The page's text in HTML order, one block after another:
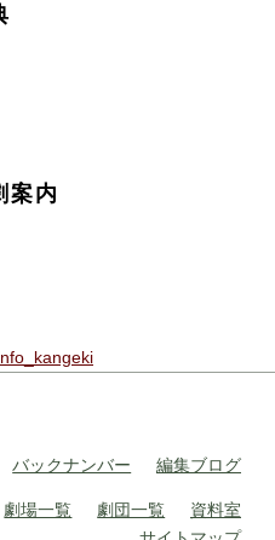
案内
バックナンバー 編集ブログ
劇場一覧 劇団一覧
資料室